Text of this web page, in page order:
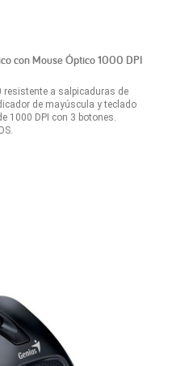
con Mouse Óptico 1000 DPI
resistente a salpicaduras de
de mayúscula y teclado
1000 DPI con 3 botones.